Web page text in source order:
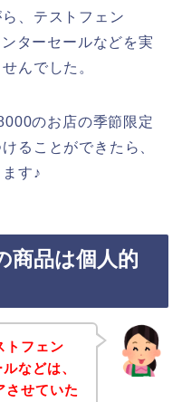
、テストフェン
ターセールなどを実
んでした。
のお店の季節限定
ることができたら、
す♪
商品は個人的
トフェン
などは、
させていた